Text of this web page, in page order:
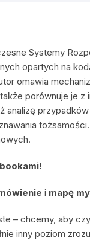
Systemy
opartych na
omawia
porównuje je z
analizę
i mapę
– chcemy, aby
inny poziom